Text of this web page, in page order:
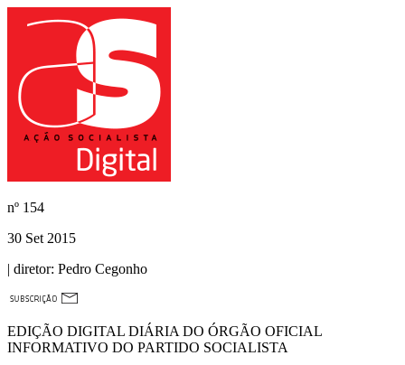
nº 154
30 Set 2015
| diretor: Pedro Cegonho
EDIÇÃO DIGITAL DIÁRIA DO ÓRGÃO OFICIAL
INFORMATIVO DO PARTIDO SOCIALISTA